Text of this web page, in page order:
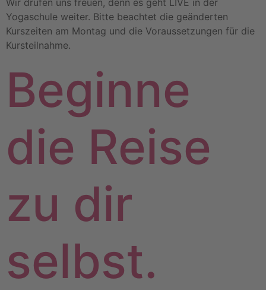
Wir drüfen uns freuen, denn es geht LIVE in der
Yogaschule weiter. Bitte beachtet die geänderten
Kurszeiten am Montag und die Voraussetzungen für die
Kursteilnahme.
Beginne
die Reise
zu dir
selbst.